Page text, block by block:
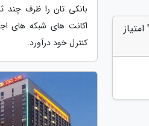
بانکی تان را ظرف چند
اکانت های شبکه های
کنترل خود درآورد.